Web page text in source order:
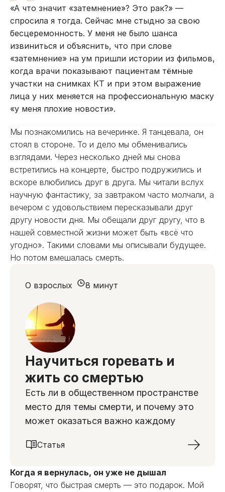
«А что значит «затемнение»? Это рак?» —
спросила я тогда. Сейчас мне стыдно за свою
бесцеремонность. У меня не было шанса
извиниться и объяснить, что при слове
«затемнение» на ум пришли истории из фильмов,
когда врачи показывают пациентам тёмные
участки на снимках КТ и при этом выражение
лица у них меняется на профессиональную маску
«у меня плохие новости».
Мы познакомились на вечеринке. Я танцевала, он
стоял в стороне. То и дело мы обменивались
взглядами. Через несколько дней мы снова
встретились на концерте, быстро подружились и
вскоре влюбились друг в друга. Мы читали вслух
научную фантастику, за завтраком часто молчали, а
вечером с удовольствием пересказывали друг
другу новости дня. Мы обещали друг другу, что в
нашей совместной жизни может быть «всё что
угодно». Такими словами мы описывали будущее.
Но потом вмешалась смерть.
Научиться горевать и
жить со смертью
Есть ли в общественном пространстве
место для темы смерти, и почему это
может оказаться важно каждому
О взрослых
Статья
8 минут
Когда я вернулась, он уже не дышал
Говорят, что быстрая смерть — это подарок. Мой